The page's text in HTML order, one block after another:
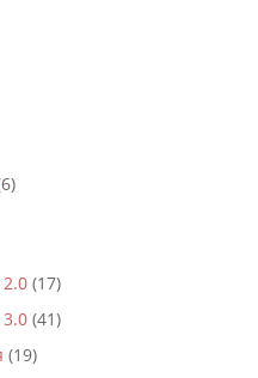
(17)
(41)
(19)